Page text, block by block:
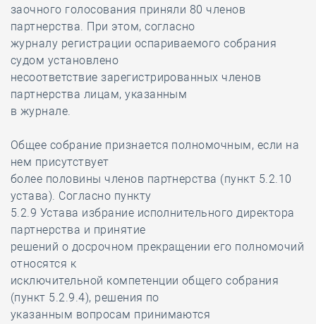
заочного голосования приняли 80 членов
партнерства. При этом, согласно
журналу регистрации оспариваемого собрания
судом установлено
несоответствие зарегистрированных членов
партнерства лицам, указанным
в журнале.
Общее собрание признается полномочным, если на
нем присутствует
более половины членов партнерства (пункт 5.2.10
устава). Согласно пункту
5.2.9 Устава избрание исполнительного директора
партнерства и принятие
решений о досрочном прекращении его полномочий
относятся к
исключительной компетенции общего собрания
(пункт 5.2.9.4), решения по
указанным вопросам принимаются